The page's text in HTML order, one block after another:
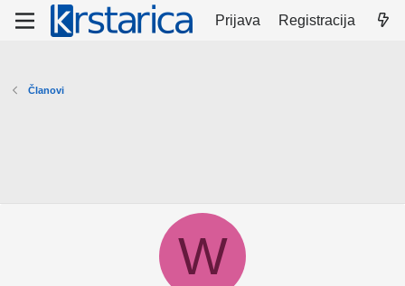
Prijava Registracija
Članovi
W